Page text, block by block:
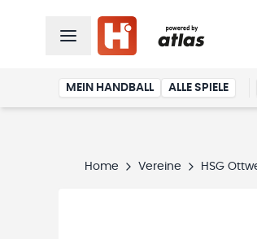
MEIN HANDBALL ALLE SPIELE
Home Vereine HSG